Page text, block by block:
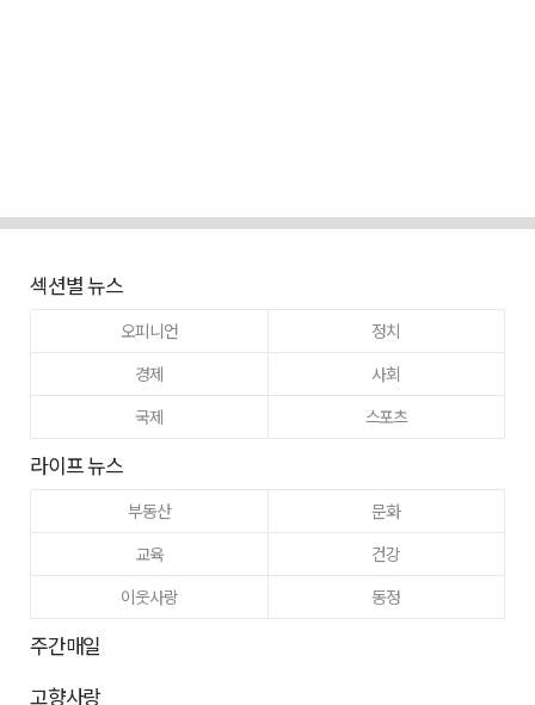
섹션별 뉴스
오피니언
정치
경제
사회
국제
스포츠
라이프 뉴스
부동산
문화
교육
건강
이웃사랑
동정
주간매일
고향사랑